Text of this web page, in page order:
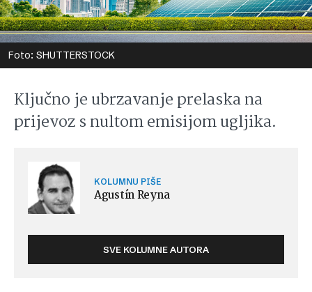
Foto: SHUTTERSTOCK
Ključno je ubrzavanje prelaska na
prijevoz s nultom emisijom ugljika.
KOLUMNU PIŠE
Agustín Reyna
SVE KOLUMNE AUTORA